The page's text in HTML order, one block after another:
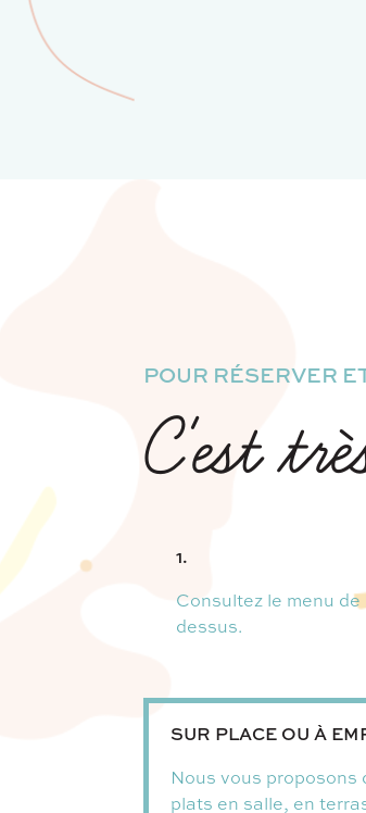
POUR RÉSERVER
C'est
1.
Consultez le menu
dessus.
SUR PLACE OU À
Nous vous proposons
plats en salle, en